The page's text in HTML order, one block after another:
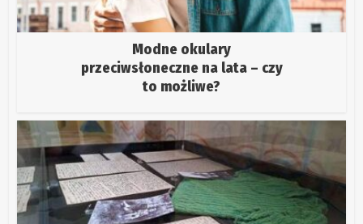
Modne okulary
przeciwsłoneczne na lata – czy
to możliwe?